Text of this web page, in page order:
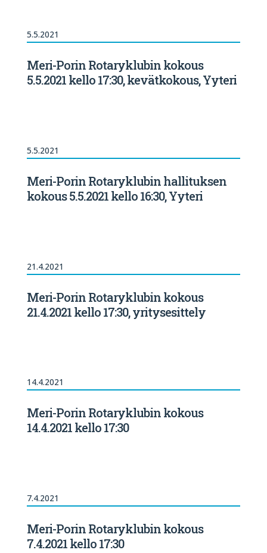
5.5.2021
Meri-Porin Rotaryklubin kokous
5.5.2021 kello 17:30, kevätkokous, Yyteri
5.5.2021
Meri-Porin Rotaryklubin hallituksen
kokous 5.5.2021 kello 16:30, Yyteri
21.4.2021
Meri-Porin Rotaryklubin kokous
21.4.2021 kello 17:30, yritysesittely
14.4.2021
Meri-Porin Rotaryklubin kokous
14.4.2021 kello 17:30
7.4.2021
Meri-Porin Rotaryklubin kokous
7.4.2021 kello 17:30